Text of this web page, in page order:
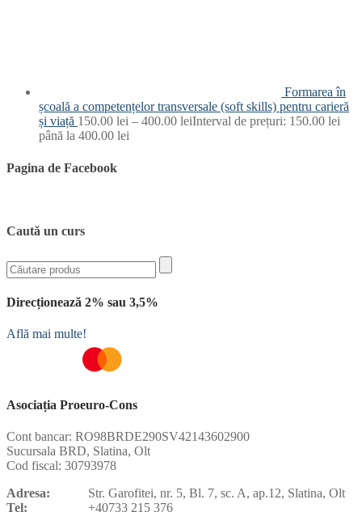
Formarea în
școală a competențelor transversale (soft skills) pentru carieră
și viață 150.00 lei – 400.00 leiInterval de prețuri: 150.00 lei
până la 400.00 lei
Pagina de Facebook
Caută un curs
Direcționează 2% sau 3,5%
Află mai multe!
Asociația Proeuro-Cons
Cont bancar: RO98BRDE290SV42143602900
Sucursala BRD, Slatina, Olt
Cod fiscal: 30793978
Adresa:
Str. Garofitei, nr. 5, Bl. 7, sc. A, ap.12, Slatina, Olt
Tel:
+40733 215 376